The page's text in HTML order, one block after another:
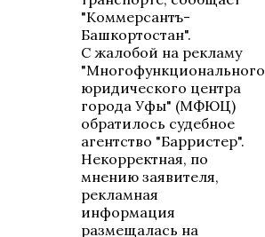
"Коммерсантъ-
Башкортостан".
С жалобой на рекламу
"Многофункционального
юридического центра
города Уфы" (МФЮЦ)
обратилось судебное
агентство "Барристер".
Некорректная, по
мнению заявителя,
рекламная
информация
размещалась на